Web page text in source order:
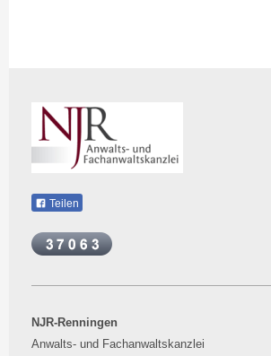
Teilen
NJR-Renningen
Anwalts- und Fachanwaltskanzlei